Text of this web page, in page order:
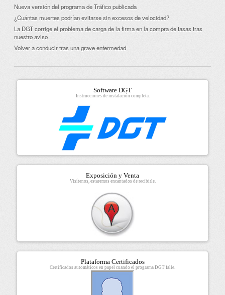
Nueva versión del programa de Tráfico publicada
¿Cuántas muertes podrían evitarse sin excesos de velocidad?
La DGT corrige el problema de carga de la firma en la compra de tasas tras
nuestro aviso
Volver a conducir tras una grave enfermedad
Software DGT
Instrucciones de instalación completa.
Exposición y Venta
Visítenos, estaremos encantados de recibirle.
Plataforma Certificados
Certificados automáticos en papel cuando el programa DGT falle.